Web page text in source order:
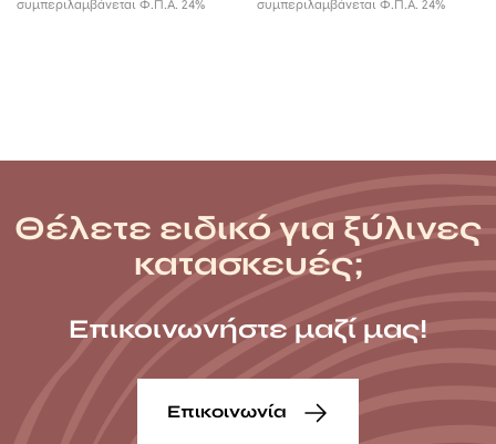
συμπεριλαμβάνεται Φ.Π.Α. 24% συμπεριλαμβάνεται Φ.Π.Α. 24%
Θέλετε ειδικό για ξύλινες
κατασκευές;
Επικοινωνήστε μαζί μας!
Επικοινωνία